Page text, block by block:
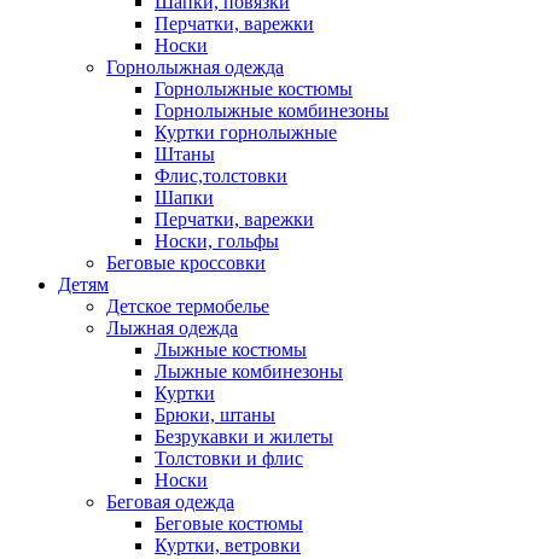
Перчатки, варежки
Носки
Горнолыжная одежда
Горнолыжные костюмы
Горнолыжные комбинезоны
Куртки горнолыжные
Штаны
Флис,толстовки
Шапки
Перчатки, варежки
Носки, гольфы
Беговые кроссовки
Детям
Детское термобелье
Лыжная одежда
Лыжные костюмы
Лыжные комбинезоны
Куртки
Брюки, штаны
Безрукавки и жилеты
Толстовки и флис
Носки
Беговая одежда
Беговые костюмы
Куртки, ветровки